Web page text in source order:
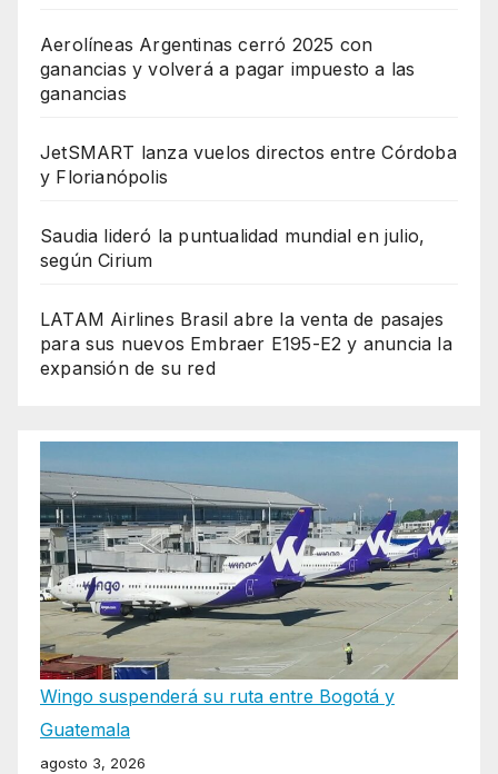
Aerolíneas Argentinas cerró 2025 con
ganancias y volverá a pagar impuesto a las
ganancias
JetSMART lanza vuelos directos entre Córdoba
y Florianópolis
Saudia lideró la puntualidad mundial en julio,
según Cirium
LATAM Airlines Brasil abre la venta de pasajes
para sus nuevos Embraer E195-E2 y anuncia la
expansión de su red
Wingo suspenderá su ruta entre Bogotá y
Guatemala
agosto 3, 2026